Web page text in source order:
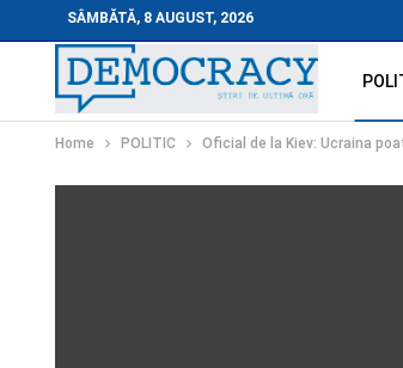
SÂMBĂTĂ, 8 AUGUST, 2026
Home POLITIC Oficial de la Kiev: Ucraina